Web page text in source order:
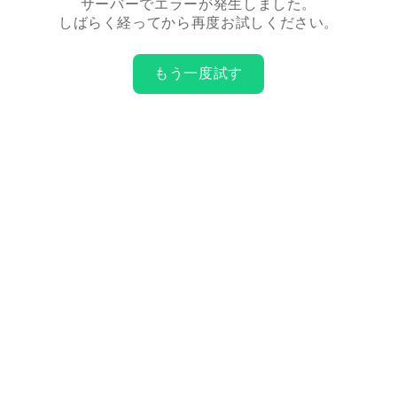
サーバーでエラーが発生しました。
しばらく経ってから再度お試しください。
もう一度試す